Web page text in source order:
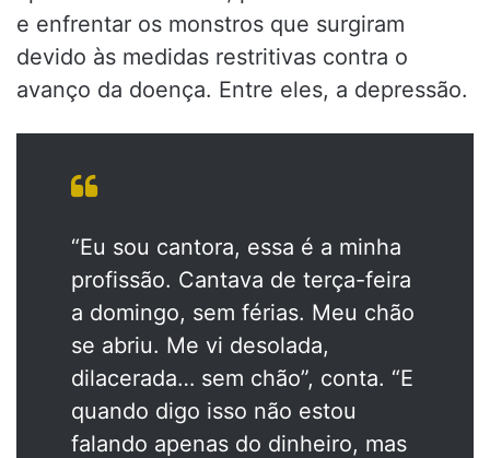
e enfrentar os monstros que surgiram
devido às medidas restritivas contra o
avanço da doença. Entre eles, a depressão.
“Eu sou cantora, essa é a minha
profissão. Cantava de terça-feira
a domingo, sem férias. Meu chão
se abriu. Me vi desolada,
dilacerada… sem chão”, conta. “E
quando digo isso não estou
falando apenas do dinheiro, mas